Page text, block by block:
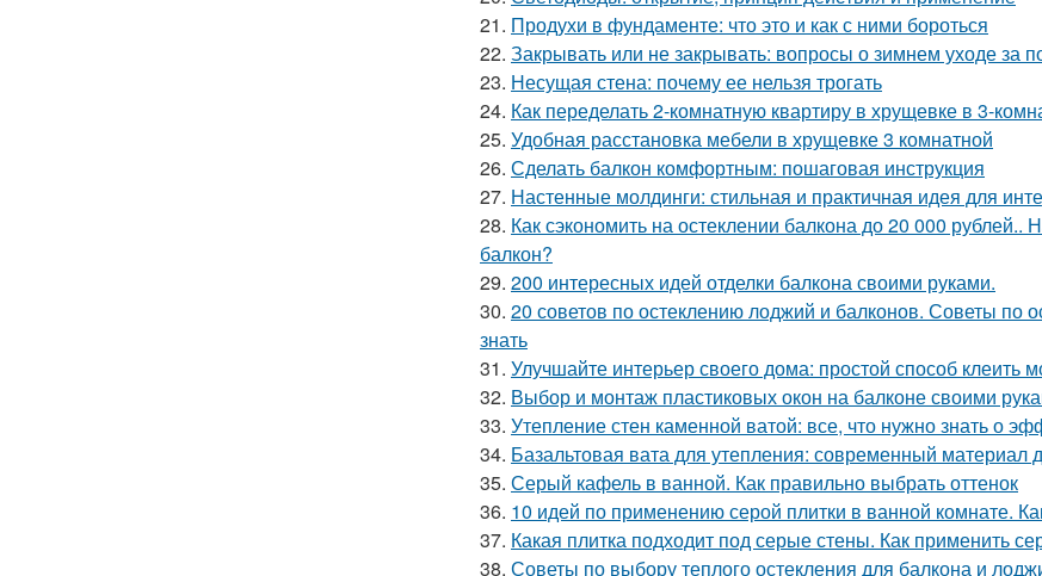
21. Продухи в фундаменте: что это и как с ними бороться
22. Закрывать или не закрывать: вопросы о зимнем уходе за
23. Несущая стена: почему ее нельзя трогать
24. Как переделать 2-комнатную квартиру в хрущевке в 3-
25. Удобная расстановка мебели в хрущевке 3 комнатной
26. Сделать балкон комфортным: пошаговая инструкция
27. Настенные молдинги: стильная и практичная идея для
28. Как сэкономить на остеклении балкона до 20 000
балкон?
29. 200 интересных идей отделки балкона своими руками.
30. 20 советов по остеклению лоджий и балконов. Советы по
знать
31. Улучшайте интерьер своего дома: простой способ клеить
32. Выбор и монтаж пластиковых окон на балконе своими
33. Утепление стен каменной ватой: все, что нужно знать о
34. Базальтовая вата для утепления: современный материал
35. Серый кафель в ванной. Как правильно выбрать оттенок
36. 10 идей по применению серой плитки в ванной комнате.
37. Какая плитка подходит под серые стены. Как применить
38. Советы по выбору теплого остекления для балкона и